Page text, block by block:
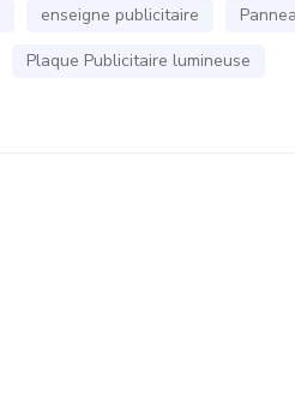
enseigne publicitaire
Plaque Publicitaire lumineuse